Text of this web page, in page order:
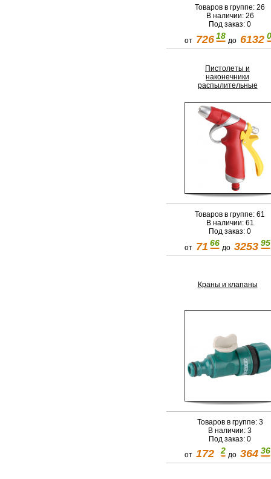
Товаров в группе: 26
В наличии: 26
Под заказ: 0
от 726 18до6132
Пистолеты и
наконечники
распылительные
Товаров в группе: 61
В наличии: 61
Под заказ: 0
от 71 66до3253 95
Краны и клапаны
Товаров в группе: 3
В наличии: 3
Под заказ: 0
от 172 2до364 36